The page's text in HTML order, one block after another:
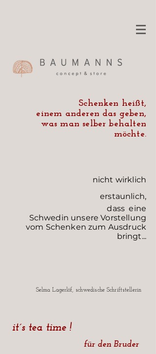
Schenken heißt,
einem anderen das geben,
was man selber behalten
möchte.
nicht wirklich
erstaunlich,
dass eine
Schwedin unsere Vorstellung
vom Schenken zum Ausdruck
bringt...
Selma Lagerlöf, schwedische Schriftstellerin
it´s tea time !
für den Bruder